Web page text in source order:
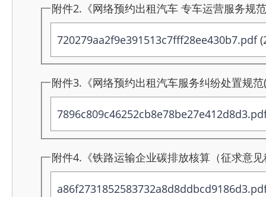
附件2.《网络预约出租汽车 专车运营服务规
720279aa2f9e391513c7fff28ee430b7.pdf
附件3.《网络预约出租汽车服务纠纷处置规
附件4.《铁路运输企业碳排放核算（征求意